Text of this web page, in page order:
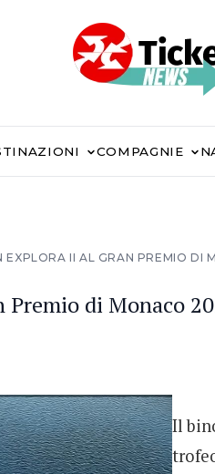
COMPAGNIE
EXPLORA II AL GRAN PREMIO DI
Premio di Monaco
Il